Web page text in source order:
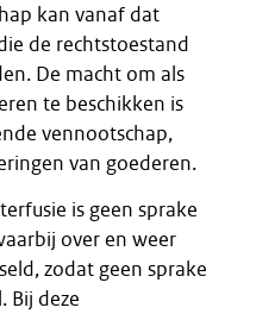
kan vanaf dat
de rechtstoestand
De macht om als
te beschikken is
vennootschap,
van goederen.
is geen sprake
over en weer
zodat geen sprake
Bij deze